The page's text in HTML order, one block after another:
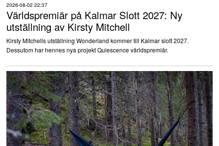
2026-08-02 22:37
Världspremiär på Kalmar Slott 2027: Ny
utställning av Kirsty Mitchell
Kirsty Mitchells utställning Wonderland kommer till Kalmar slott 2027.
Dessutom har hennes nya projekt Quiescence världspremiär.